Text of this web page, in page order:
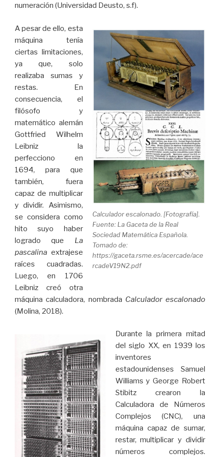
numeración (Universidad Deusto, s.f).
Calculador escalonado. [Fotografía].
Fuente: La Gaceta de la Real
Sociedad Matemática Española.
Tomado de:
https://gaceta.rsme.es/acercade/ace
rcadeV19N2.pdf
A pesar de ello, esta
máquina tenía
ciertas limitaciones,
ya que, solo
realizaba sumas y
restas. En
consecuencia, el
filósofo y
matemático alemán
Gottfried Wilhelm
Leibniz la
perfecciono en
1694, para que
también, fuera
capaz de multiplicar
y dividir. Asimismo,
se considera como
hito suyo haber
logrado que La
pascalina extrajese
raíces cuadradas.
Luego, en 1706
Leibniz creó otra
máquina calculadora, nombrada Calculador escalonado
(Molina, 2018).
Durante la primera mitad
del siglo XX, en 1939 los
inventores
estadounidenses Samuel
Williams y George Robert
Stibitz crearon la
Calculadora de Números
Complejos (CNC), una
máquina capaz de sumar,
restar, multiplicar y dividir
números complejos.